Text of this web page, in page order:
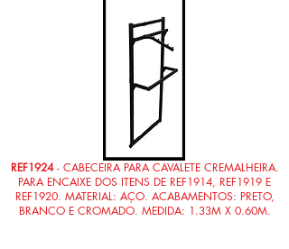
REF1924- CABECEIRA PARA CAVALETE CREMALHEIRA.
PARA ENCAIXE DOS ITENS DE REF1914, REF1919 E
REF1920. MATERIAL: AÇO. ACABAMENTOS: PRETO,
BRANCO E CROMADO. MEDIDA: 1.33M X 0.60M.